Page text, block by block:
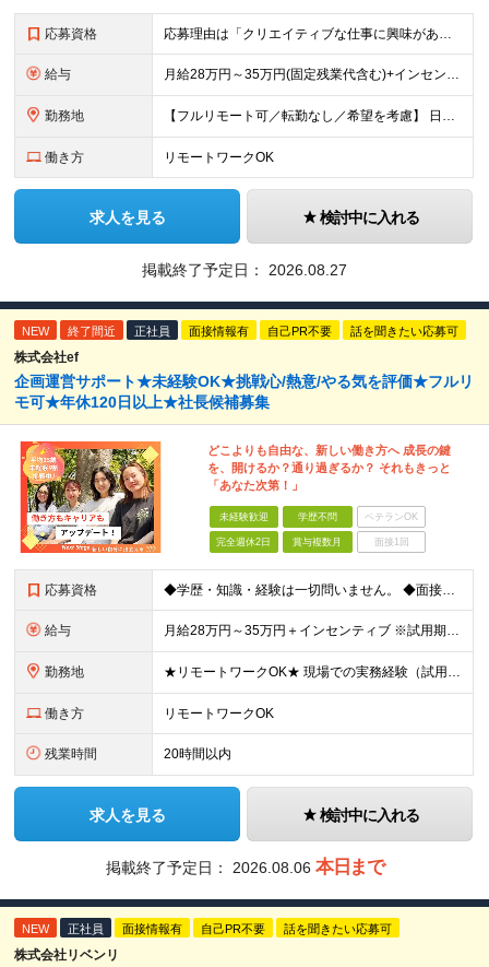
応募資格 応募理由は「クリエイティブな仕事に興味がある」でOK！ #学歴不問 #未経験OK ★1つでも当てはまれば、マッチング率高め★ □ SNSやYouTubeに興味がある方 □ アイデアを考えることが好き
給与 月給28万円～35万円(固定残業代含む)+インセンティブ＋各種手当 ※経験・能力等を考慮の上、決定します。 ※残業はほとんどありませんが、発生した場合は時間外手当を100％支給します。 【固定残業
勤務地 【フルリモート可／転勤なし／希望を考慮】 日本47都道府県、どこでも就業可能！ （東京・神奈川・埼玉・千葉・北海道・宮城・愛知・大阪・福岡・新潟など 各拠点近郊のプロジェクト先） 【Point】
働き方 リモートワークOK
求人を見る 検討中に入れる
掲載終了予定日： 2026.08.27
NEW 終了間近 正社員 面接情報有 自己PR不要 話を聞きたい応募可
株式会社ef
企画運営サポート★未経験OK★挑戦心/熱意/やる気を評価★フルリ
モ可★年休120日以上★社長候補募集
どこよりも自由な、新しい働き方へ 成長の鍵
を、開けるか？通り過ぎるか？ それもきっと
「あなた次第！」
未経験歓迎 学歴不問 ベテランOK
完全週休2日 賞与複数月 面接1回
応募資格 ◆学歴・知識・経験は一切問いません。 ◆面接は「履歴書」「実務経験」「スーツ」不要。 「意欲」「人柄」重視の採用です。 やる気のある方を広く受け入れ、 努力や結果に報いる組織を作ります。 ミスマッ
給与 月給28万円～35万円＋インセンティブ ※試用期間3ヶ月（契約社員）：月給23万円 ※時間外手当は別途全額支給します ◎給与にプラスしてもらえる手当・インセンティブ ■通勤費(規定あり) ■業績手
勤務地 ★リモートワークOK★ 現場での実務経験（試用期間含む）12ヶ月後、基準を満たした方は リモート勤務が可能です！ ※成果状況に応じて出社勤務へ変更となる場合があります。 【本社】 東京都中央区銀座1
働き方 リモートワークOK
残業時間 20時間以内
求人を見る 検討中に入れる
掲載終了予定日： 2026.08.06 本日まで
NEW 正社員 面接情報有 自己PR不要 話を聞きたい応募可
株式会社リベンリ